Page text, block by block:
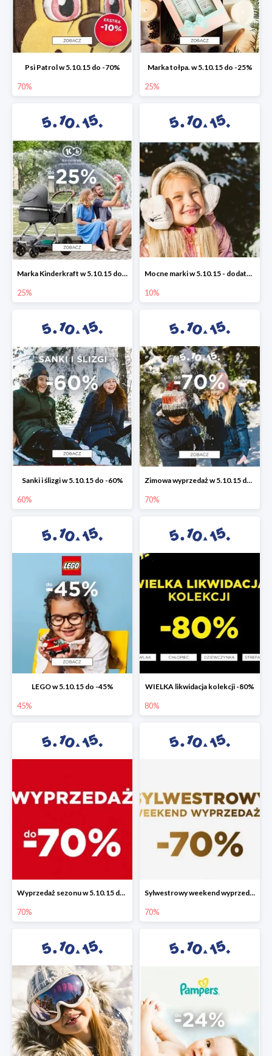
Psi Patrol w 5.10.15 do -70%
70%
Marka tołpa. w 5.10.15 do -25%
25%
Marka Kinderkraft w 5.10.15 do -25%
25%
Mocne marki w 5.10.15 - dodatkowe -10% rabatu
10%
Sanki i ślizgi w 5.10.15 do -60%
60%
Zimowa wyprzedaż w 5.10.15 do -70%
70%
LEGO w 5.10.15 do -45%
45%
WIELKA likwidacja kolekcji -80%
80%
Wyprzedaż sezonu w 5.10.15 do -70%
70%
Sylwestrowy weekend wyprzedaży do -70%
70%